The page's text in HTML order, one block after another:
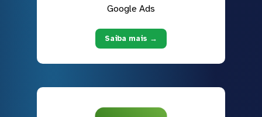
Google Ads
Saiba mais →